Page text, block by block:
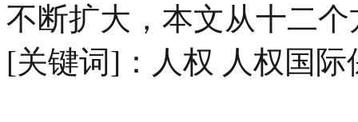
不断扩大，本文从十二
[关键词]：人权 人权国际